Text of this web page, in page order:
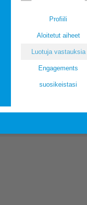
Profiili
Aloitetut aiheet
Luotuja vastauksia
Engagements
suosikeistasi